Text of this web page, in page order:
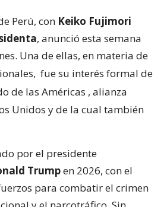
Perú, con Keiko Fujimori
, anunció esta semana
Una de ellas, en materia de
fue su interés formal de
de las Américas , alianza
Unidos y de la cual también
por el presidente
Trumpen 2026, con el
para combatir el crimen